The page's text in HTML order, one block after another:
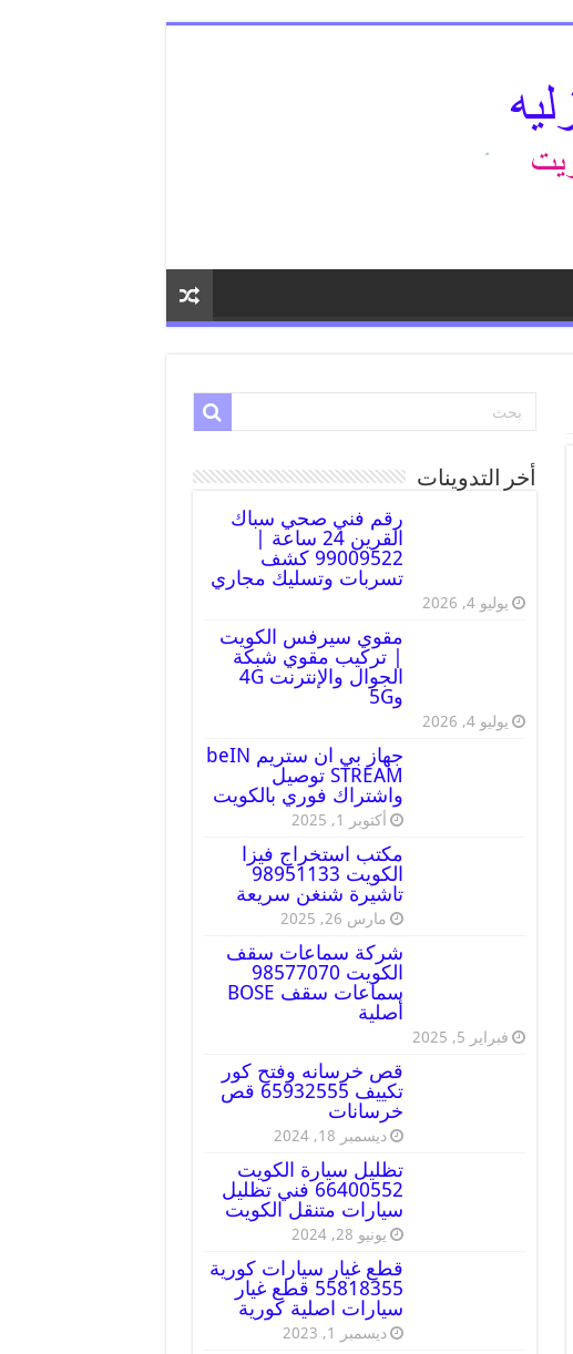
أخر التدوينات
رقم فني صحي سباك
القرين 24 ساعة |
99009522 كشف
تسربات وتسليك مجاري
يوليو 4, 2026
مقوي سيرفس الكويت
| تركيب مقوي شبكة
الجوال والإنترنت 4G
و5G
يوليو 4, 2026
جهاز بي ان ستريم beIN
STREAM توصيل
واشتراك فوري بالكويت
أكتوبر 1, 2025
مكتب استخراج فيزا
الكويت 98951133
تاشيرة شنغن سريعة
مارس 26, 2025
شركة سماعات سقف
الكويت 98577070
سماعات سقف BOSE
أصلية
فبراير 5, 2025
قص خرسانه وفتح كور
تكييف 65932555 قص
خرسانات
ديسمبر 18, 2024
تظليل سيارة الكويت
66400552 فني تظليل
سيارات متنقل الكويت
يونيو 28, 2024
قطع غيار سيارات كورية
55818355 قطع غيار
سيارات اصلية كورية
ديسمبر 1, 2023